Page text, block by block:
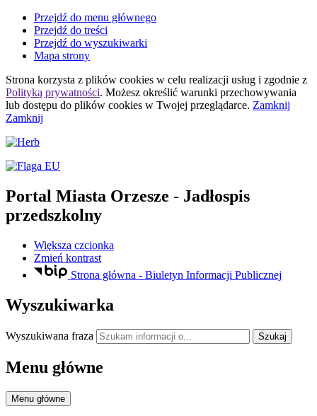
Przejdź do menu głównego
Przejdź do treści
Przejdź do wyszukiwarki
Mapa strony
Strona korzysta z plików cookies w celu realizacji usług i zgodnie z
Polityką prywatności. Możesz określić warunki przechowywania
lub dostępu do plików cookies w Twojej przeglądarce. Zamknij
Zamknij
Portal Miasta Orzesze - Jadłospis
przedszkolny
Większa czcionka
Zmień kontrast
Strona główna - Biuletyn Informacji Publicznej
Wyszukiwarka
Wyszukiwana fraza Szukaj
Menu główne
Menu główne